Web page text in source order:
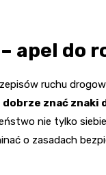
apel do
ruchu
znać znaki
nie tylko
o zasadach